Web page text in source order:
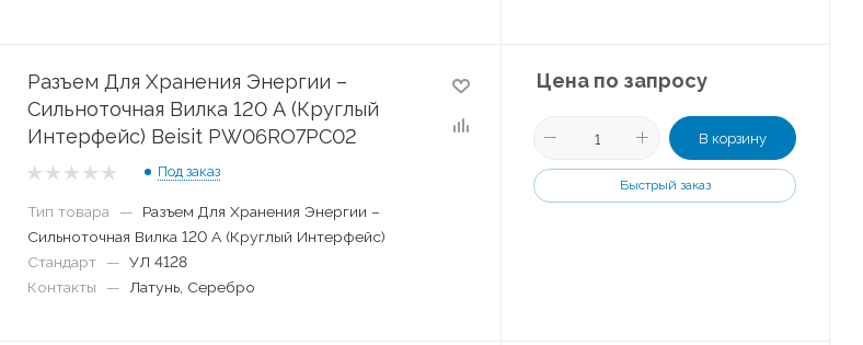
Разъем Для Хранения Энергии –
Сильноточная Вилка 120 А (Круглый
Интерфейс) Beisit PW06RO7PC02
Под заказ
Тип товара —
Разъем Для Хранения Энергии –
Сильноточная Вилка 120 А (Круглый Интерфейс)
Стандарт
— УЛ 4128
Контакты
— Латунь, Серебро
Цена по запросу
В корзину
Быстрый заказ